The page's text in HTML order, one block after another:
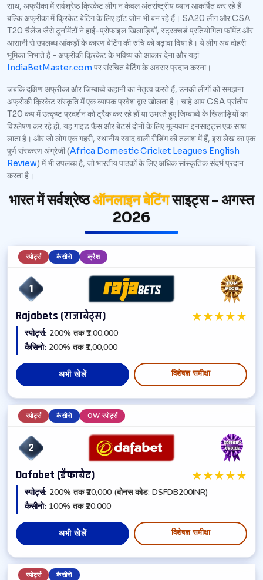
साथ, अफ्रीका में सर्वश्रेष्ठ क्रिकेट लीग न केवल अंतर्राष्ट्रीय ध्यान आकर्षित कर रहे हैं
बल्कि अफ्रीका में क्रिकेट बेटिंग के लिए हॉट जोन भी बन रहे हैं। SA20 लीग और CSA
T20 चैलेंज जैसे टूर्नामेंटों ने हाई-प्रोफाइल खिलाड़ियों, स्ट्रक्चर्ड प्रतियोगिता फॉर्मेट और
आसानी से उपलब्ध आंकड़ों के कारण बेटिंग की रुचि को बढ़ावा दिया है। ये लीग अब दोहरी
भूमिका निभाते हैं - अफ्रीकी क्रिकेट के भविष्य को आकार देना और यहां
IndiaBetMaster.com पर संरचित बेटिंग के अवसर प्रदान करना।
जबकि दक्षिण अफ्रीका और जिम्बाब्वे कहानी का नेतृत्व करते हैं, उनकी लीगों को समझना
अफ्रीकी क्रिकेट संस्कृति में एक व्यापक प्रवेश द्वार खोलता है। चाहे आप CSA प्रांतीय
T20 कप में उत्कृष्ट प्रदर्शन को ट्रैक कर रहे हों या उभरते हुए जिम्बाब्वे के खिलाड़ियों का
विश्लेषण कर रहे हों, यह गाइड फैंस और बेटर्स दोनों के लिए मूल्यवान इनसाइट्स एक साथ
लाता है। और जो लोग एक गहरी, स्थानीय स्वाद वाली रीडिंग की तलाश में हैं, इस लेख का एक
पूर्ण संस्करण अंग्रेज़ी (Africa Domestic Cricket Leagues English
Review) में भी उपलब्ध है, जो भारतीय पाठकों के लिए अधिक सांस्कृतिक संदर्भ प्रदान
करता है।
भारत में सर्वश्रेष्ठऑनलाइन बेटिंगसाइट्स - अगस्त
2026
स्पोर्ट्स कैसीनो क्रैश
1
Rajabets (राजाबेट्स) ★★★★★
स्पोर्ट्स: 200% तक ₹1,00,000
कैसिनो: 200% तक ₹1,00,000
अभी खेलें विशेषज्ञ समीक्षा
स्पोर्ट्स कैसीनो OW स्पोर्ट्स
2
Dafabet (डैफाबेट) ★★★★★
स्पोर्ट्स: 200% तक ₹20,000 (बोनस कोड: DSFDB200INR)
कैसीनो: 100% तक ₹20,000
अभी खेलें विशेषज्ञ समीक्षा
स्पोर्ट्स कैसीनो